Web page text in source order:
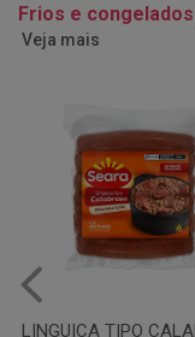
Frios e congelados
Veja mais
LINGUIÇA DE